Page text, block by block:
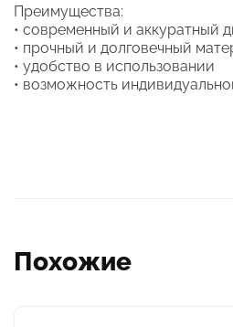
Преимущества:
• современный и аккуратный
• прочный и долговечный
• удобство в использовании
• возможность
Похожие